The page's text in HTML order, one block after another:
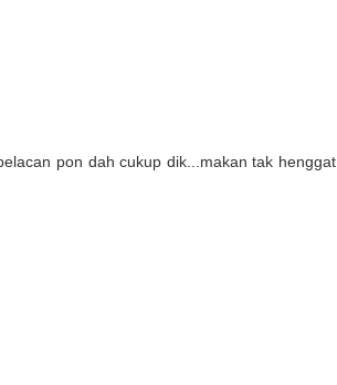
pon dah cukup dik...makan tak henggat